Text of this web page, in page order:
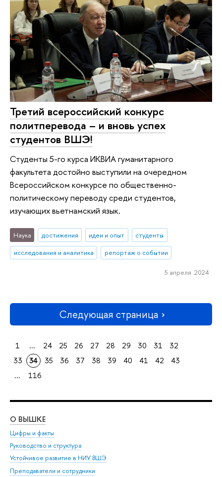
Третий всероссийский конкурс
политперевода – и вновь успех
студентов ВШЭ!
Студенты 5-го курса ИКВИА гуманитарного
факультета достойно выступили на очередном
Всероссийском конкурсе по общественно-
политическому переводу среди студентов,
изучающих вьетнамский язык.
Наука достижения идеи и опыт
студенты
исследования и аналитика
репортаж о событии
5 апреля 2024
Следующая страница
1 ... 24 25 26 27 28 29 30 31
32
33
34 35 36 37 38 39 40 41 42
43
...
116
О ВЫШКЕ
Цифры и факты
Руководство и структура
Устойчивое развитие в НИУ ВШЭ
Преподаватели и сотрудники